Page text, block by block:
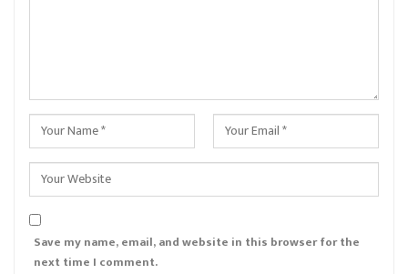
Save my name, email, and website in this browser for the
next time I comment.